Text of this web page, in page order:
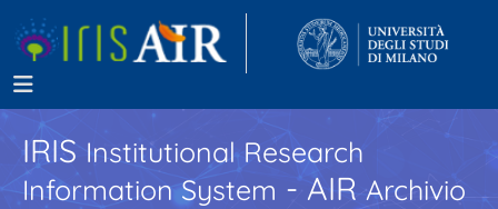
IRISInstitutional Research
Information System - AIR Archivio